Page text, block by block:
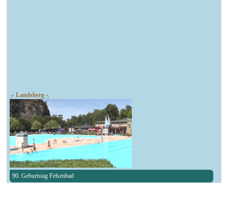
┌ Landsberg ┐
90. Geburtstag Felsenbad